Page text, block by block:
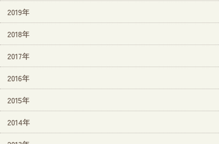
2019年
2018年
2017年
2016年
2015年
2014年